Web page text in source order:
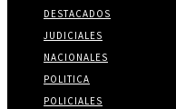
DESTACADOS
JUDICIALES
NACIONALES
POLITICA
POLICIALES